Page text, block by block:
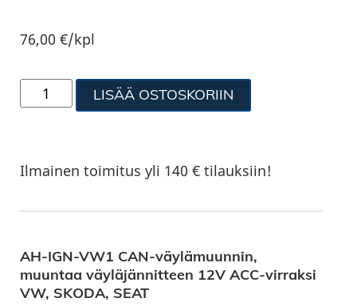
76,00€/kpl
LISÄÄ OSTOSKORIIN
Ilmainen toimitus yli 140 € tilauksiin!
AH-IGN-VW1 CAN-väylämuunnin,
muuntaa väyläjännitteen 12V ACC-virraksi
VW, SKODA, SEAT